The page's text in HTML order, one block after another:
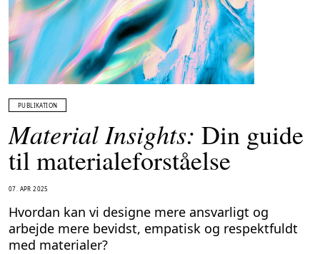
PUBLIKATION
Material Insights: Din guide
til materialeforståelse
07. APR 2025
Hvordan kan vi designe mere ansvarligt og
arbejde mere bevidst, empatisk og respektfuldt
med materialer?